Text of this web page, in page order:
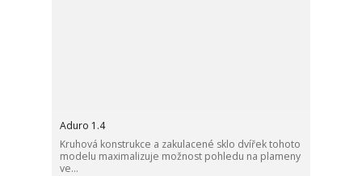
Aduro 1.4
Kruhová konstrukce a zakulacené sklo dvířek tohoto
modelu maximalizuje možnost pohledu na plameny
ve...